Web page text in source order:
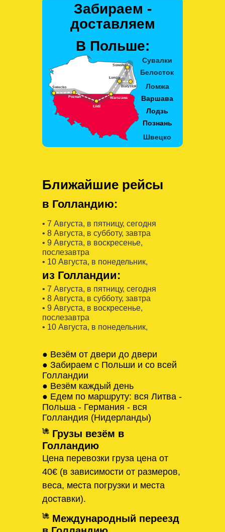
Забираем -
доставляем
В Польше:
Ближайшие рейсы
в Голландию:
• 7 Августa, в пятницу, сегодня
• 8 Августa, в субботу, завтра
• 9 Августa, в воскресенье,
послезавтра
• 10 Августa, в понедельник,
из Голландии:
• 7 Августa, в пятницу, сегодня
• 8 Августa, в субботу, завтра
• 9 Августa, в воскресенье,
послезавтра
• 10 Августa, в понедельник,
● Везём от двери до двери
● Забираем с Польши и со всей
Голландии
● Везём каждый день
● Едем по маршруту: вся Литва -
Польша - Германия - вся
Голландия (Нидерланды)
Грузы везём в
Голландию
Цена перевозки груза цена от
40€ (в зависимости от размеров,
веса, места погрузки и места
доставки).
Международный переезд